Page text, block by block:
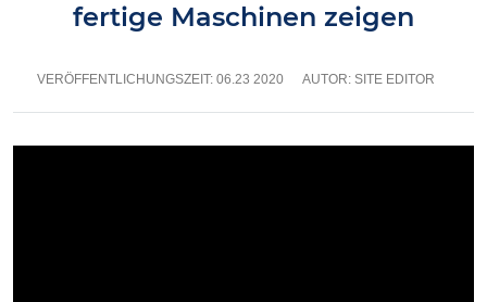
fertige Maschinen zeigen
VERÖFFENTLICHUNGSZEIT: 06.23 2020 AUTOR: SITE EDITOR